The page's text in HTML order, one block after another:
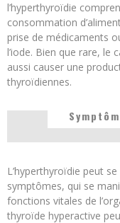
l’hyperthyroïdie
consommation
prise de médicaments
l’iode. Bien que rare, le
aussi causer une
thyroïdiennes.
L’hyperthyroïdie peut
symptômes, qui se
fonctions vitales de
thyroïde hyperactive